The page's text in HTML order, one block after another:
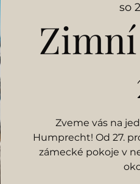
so
Zveme vás na
Humprecht! Od 27.
zámecké pokoje v